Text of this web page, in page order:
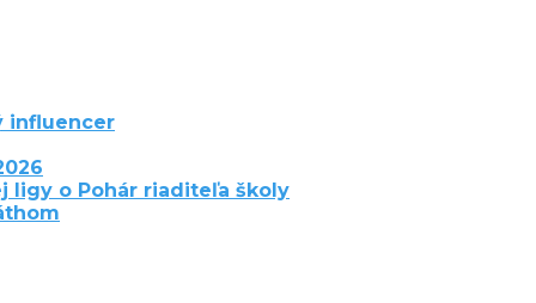
influencer
ligy o Pohár riaditeľa školy